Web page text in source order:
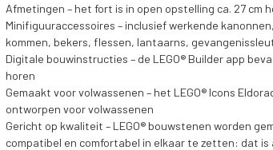
Afmetingen – het fort is in open opstelling ca. 27 cm
Minifiguuraccessoires – inclusief werkende
kommen, bekers, flessen, lantaarns,
Digitale bouwinstructies – de LEGO® Builder app
horen
Gemaakt voor volwassenen – het LEGO® Icons
ontworpen voor volwassenen
Gericht op kwaliteit – LEGO® bouwstenen worden
compatibel en comfortabel in elkaar te zetten: dat is